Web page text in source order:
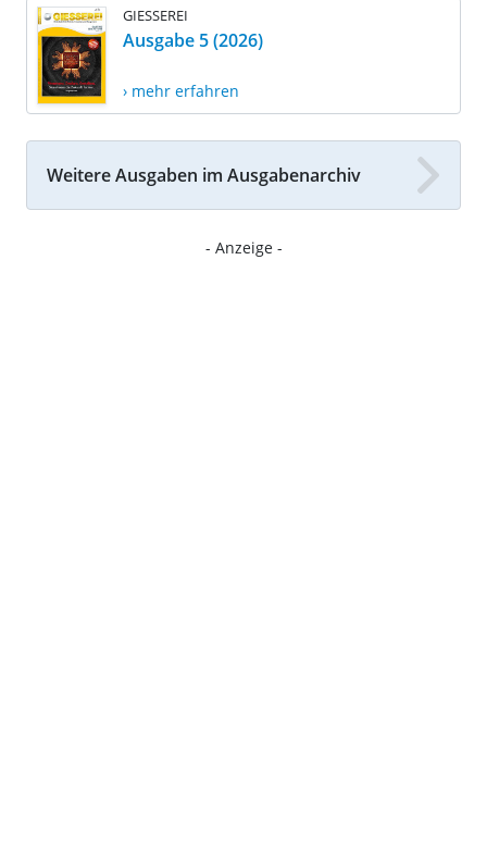
GIESSEREI
Ausgabe 5 (2026)
› mehr erfahren
Weitere Ausgaben im Ausgabenarchiv
- Anzeige -